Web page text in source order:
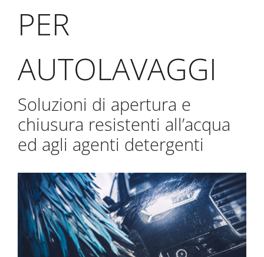
PER
AUTOLAVAGGI
Soluzioni di apertura e
chiusura resistenti all’acqua
ed agli agenti detergenti